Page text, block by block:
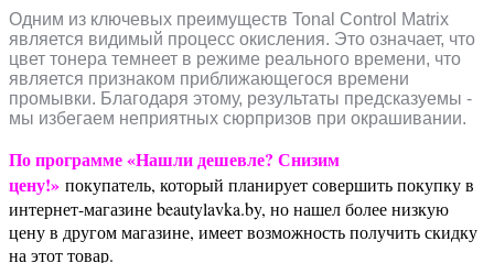
Одним из ключевых преимуществ Tonal Control Matrix
является видимый процесс окисления. Это означает, что
цвет тонера темнеет в режиме реального времени, что
является признаком приближающегося времени
промывки. Благодаря этому, результаты предсказуемы -
мы избегаем неприятных сюрпризов при окрашивании.
По программе «Нашли дешевле? Снизим
цену!» покупатель, который планирует совершить покупку в
интернет-магазине beautylavka.by, но нашел более низкую
цену в другом магазине, имеет возможность получить скидку
на этот товар.